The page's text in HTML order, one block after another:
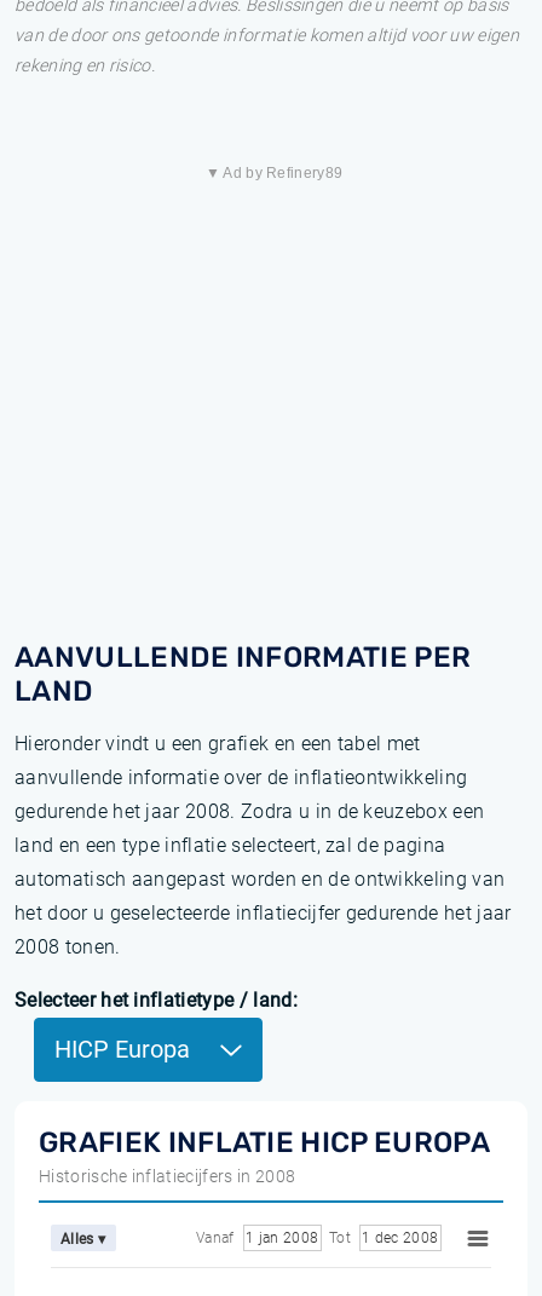
bedoeld als financieel advies. Beslissingen die u neemt op basis
van de door ons getoonde informatie komen altijd voor uw eigen
rekening en risico.
▼ Ad by Refinery89
AANVULLENDE INFORMATIE PER
LAND
Hieronder vindt u een grafiek en een tabel met
aanvullende informatie over de inflatieontwikkeling
gedurende het jaar 2008. Zodra u in de keuzebox een
land en een type inflatie selecteert, zal de pagina
automatisch aangepast worden en de ontwikkeling van
het door u geselecteerde inflatiecijfer gedurende het jaar
2008 tonen.
Selecteer het inflatietype / land:
HICP Europa
GRAFIEK INFLATIE HICP EUROPA
Historische inflatiecijfers in 2008
Alles ▾ Vanaf 1 jan 2008 Tot 1 dec 2008